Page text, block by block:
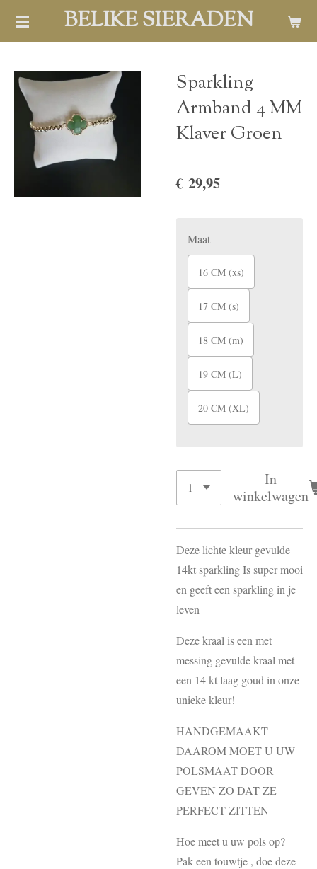
Ga
de
hoofdinhoud
BELIKE SIERADEN
Sparkling
Armband 4 MM
Klaver Groen
€ 29,95
Maat
16 CM (xs)
17 CM (s)
18 CM (m)
19 CM (L)
20 CM (XL)
In
winkelwagen
Deze lichte kleur gevulde
14kt sparkling Is super mooi
en geeft een sparkling in je
leven
Deze kraal is een met
messing gevulde kraal met
een 14 kt laag goud in onze
unieke kleur!
HANDGEMAAKT
DAAROM MOET U UW
POLSMAAT DOOR
GEVEN ZO DAT ZE
PERFECT ZITTEN
Hoe meet u uw pols op?
Pak een touwtje , doe deze